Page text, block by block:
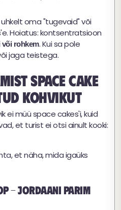
oma "tugevaid" või
Hoiatus: kontsentratsioon
või rohkem. Kui sa pole
jaga teistega.
space cake
kohvikut
ei müü space cakes'i, kuid
et turist ei otsi ainult kooki:
et näha, mida igaüks
- Jordaani parim